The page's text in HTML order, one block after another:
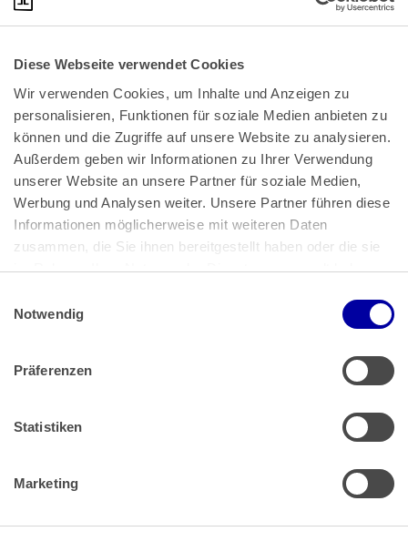
Diese Webseite verwendet Cookies
Wir verwenden Cookies, um Inhalte und Anzeigen zu
personalisieren, Funktionen für soziale Medien anbieten zu
können und die Zugriffe auf unsere Website zu analysieren.
Außerdem geben wir Informationen zu Ihrer Verwendung
unserer Website an unsere Partner für soziale Medien,
Werbung und Analysen weiter. Unsere Partner führen diese
Informationen möglicherweise mit weiteren Daten
zusammen, die Sie ihnen bereitgestellt haben oder die sie
im Rahmen Ihrer Nutzung der Dienste gesammelt haben.
Impressum
Notwendig
Präferenzen
Statistiken
Marketing
Bundeskanzlerplatz 2
53113 Bonn
Pressemitteilungen|AGB
Impressum|Datenschutz
Muster Widerrufsformular (PDF)
Barrierefreiheit